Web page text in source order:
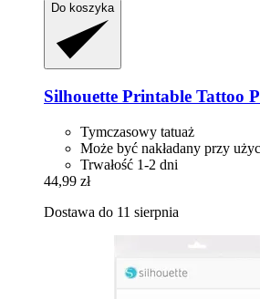
Do koszyka
Silhouette Printable Tattoo
Tymczasowy tatuaż
Może być nakładany przy
Trwałość 1-2 dni
44,99 zł
Dostawa do 11 sierpnia